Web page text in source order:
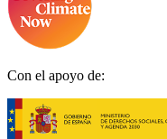
Con el apoyo de: